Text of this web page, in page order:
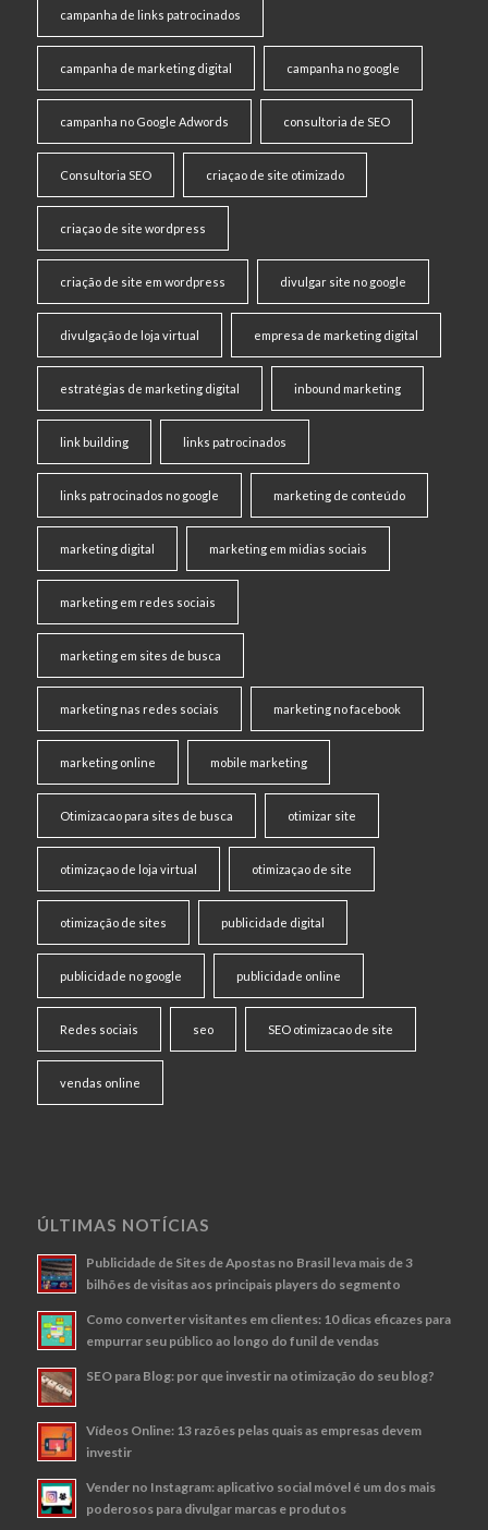
campanha de links patrocinados
campanha de marketing digital campanha no google
campanha no Google Adwords consultoria de SEO
Consultoria SEO criaçao de site otimizado
criaçao de site wordpress
criação de site em wordpress divulgar site no google
divulgação de loja virtual empresa de marketing digital
estratégias de marketing digital inbound marketing
link building links patrocinados
links patrocinados no google marketing de conteúdo
marketing digital marketing em midias sociais
marketing em redes sociais
marketing em sites de busca
marketing nas redes sociais marketing no facebook
marketing online mobile marketing
Otimizacao para sites de busca otimizar site
otimizaçao de loja virtual otimizaçao de site
otimização de sites publicidade digital
publicidade no google publicidade online
Redes sociais seo SEO otimizacao de site
vendas online
ÚLTIMAS NOTÍCIAS
Publicidade de Sites de Apostas no Brasil leva mais de 3
bilhões de visitas aos principais players do segmento
Como converter visitantes em clientes: 10 dicas eficazes para
empurrar seu público ao longo do funil de vendas
SEO para Blog: por que investir na otimização do seu blog?
Vídeos Online: 13 razões pelas quais as empresas devem
investir
Vender no Instagram: aplicativo social móvel é um dos mais
poderosos para divulgar marcas e produtos